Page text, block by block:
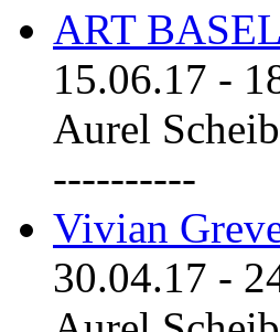
ART
15.06.17 -
Aurel
----------
Vivian
30.04.17 -